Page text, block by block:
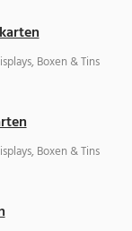
Boxen & Tins
Boxen & Tins